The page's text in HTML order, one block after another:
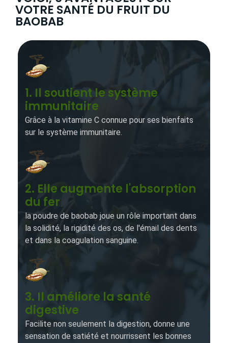
VOTRE SANTÉ DU FRUIT DU
BAOBAB
1. Il soutient le système
immunitaire
Grâce à la vitamine C connue pour ses bienfaits
sur le système immunitaire.
2. Elle augmente l'absorption
du fer
la poudre de baobab joue un rôle important dans
la solidité, la rigidité des os, de l'émail des dents
et dans la coagulation sanguine.
3. Il améliore la santé
digestive
Facilite non seulement la digestion, donne une
sensation de satiété et nourrissent les bonnes